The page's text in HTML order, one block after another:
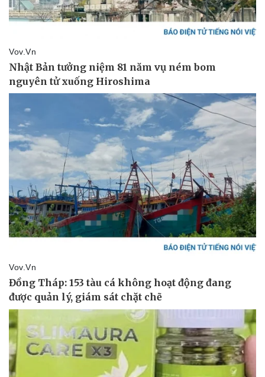
Lịch thi đấu bóng đá
Thế giới thể thao
eSports
Hậu trường
Ô tô - Xe máy
Ô tô
Xe máy
Tư vấn